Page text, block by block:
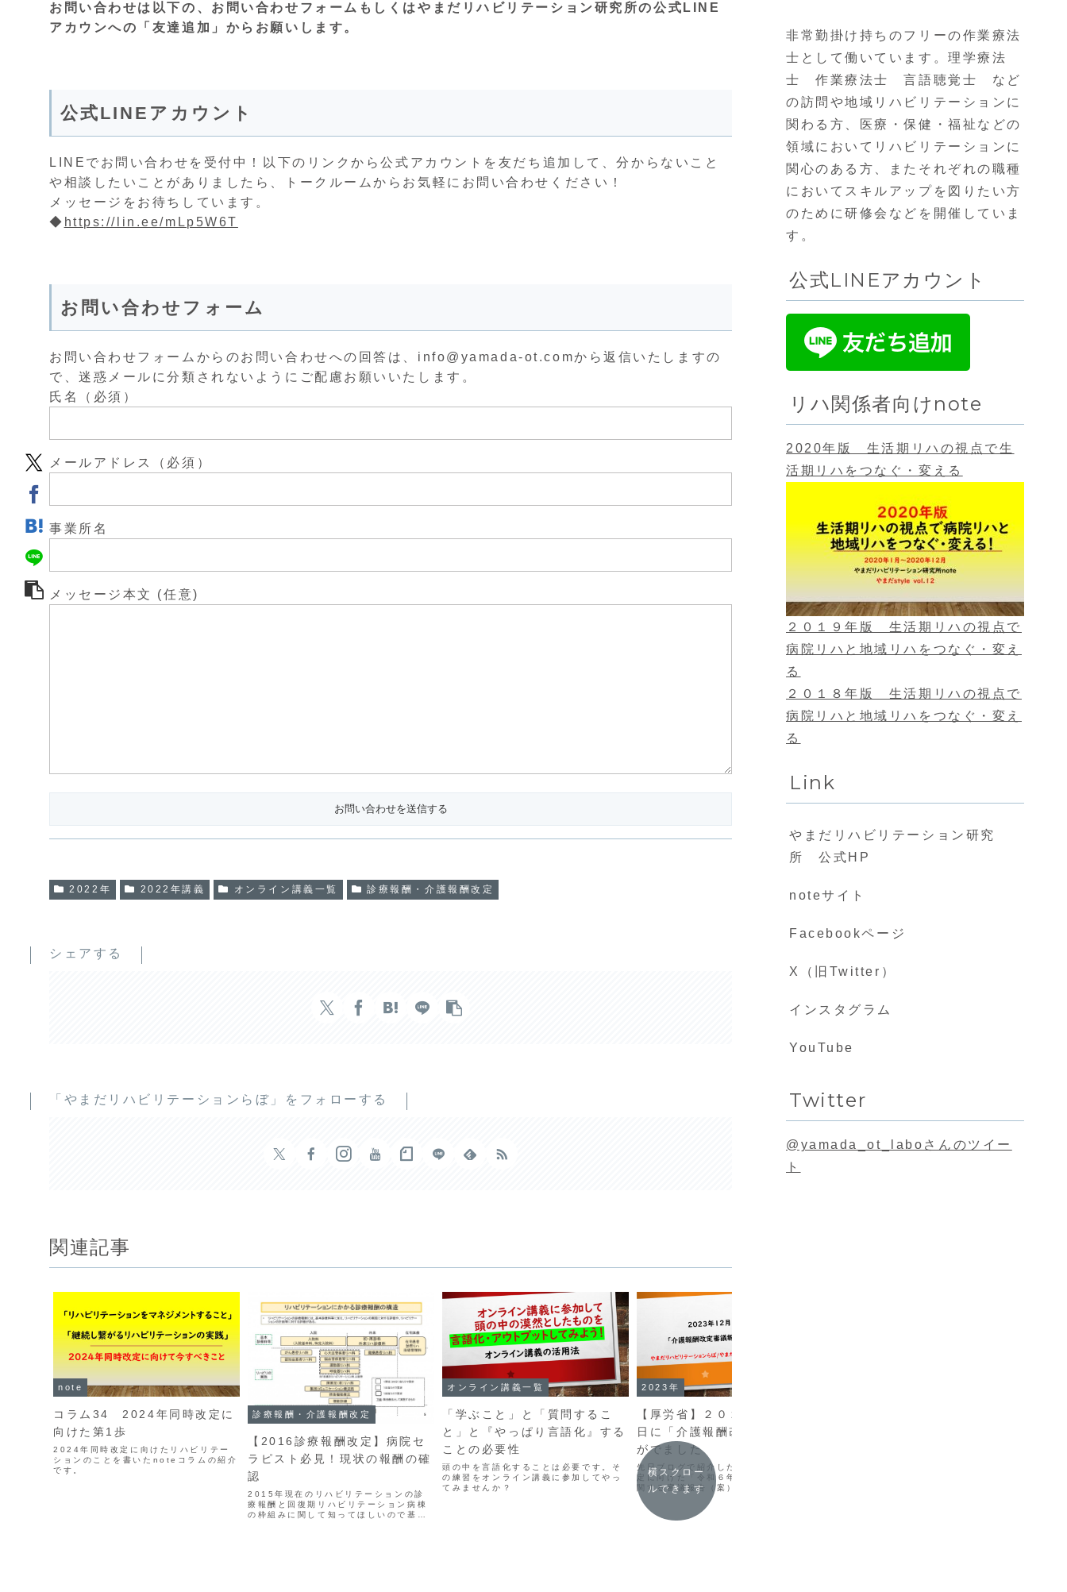
お問い合わせは以下の、お問い合わせフォームもしくはやまだリハビリテーション研究所の公式LINE
アカウンへの「友達追加」からお願いします。
公式LINEアカウント
LINEでお問い合わせを受付中！以下のリンクから公式アカウントを友だち追加して、分からないこと
や相談したいことがありましたら、トークルームからお気軽にお問い合わせください！
メッセージをお待ちしています。
◆ https://lin.ee/mLp5W6T
お問い合わせフォーム
お問い合わせフォームからのお問い合わせへの回答は、info@yamada-ot.comから返信いたしますの
で、迷惑メールに分類されないようにご配慮お願いいたします。
氏名（必須）
メールアドレス（必須）
事業所名
メッセージ本文 (任意)
2022年 2022年講義 オンライン講義一覧 診療報酬・介護報酬改定
シェアする
「やまだリハビリテーションらぼ」をフォローする
関連記事
note
コラム34 2024年同時改定に
向けた第1歩
2024年同時改定に向けたリハビリテー
ションのことを書いたnoteコラムの紹介
です。
診療報酬・介護報酬改定
【2016診療報酬改定】病院セ
ラピスト必見！現状の報酬の確
認
2015年現在のリハビリテーションの診
療報酬と回復期リハビリテーション病棟
の枠組みに関して知ってほしいので基本
オンライン講義一覧
「学ぶこと」と「質問するこ
と」と『やっぱり言語化』する
ことの必要性
頭の中を言語化することは必要です。そ
の練習をオンライン講義に参加してやっ
てみませんか？
2023年
【厚労省】２０２３年12月19
日に「介護報酬改定審議報告」
がでました
先日ブログで紹介した、2024年同時改
定に向けた「令和６年度介護報酬改定に
関する審議報告（案）」から（案）では
なく正式な審議報告がアップされまし
た。◆令和６年度介護報酬改定に関する
審議報告（厚労省のサイトに移動しま
横スクロー
ルできます
非常勤掛け持ちのフリーの作業療法
士として働いています。理学療法
士 作業療法士 言語聴覚士 など
の訪問や地域リハビリテーションに
関わる方、医療・保健・福祉などの
領域においてリハビリテーションに
関心のある方、またそれぞれの職種
においてスキルアップを図りたい方
のために研修会などを開催していま
す。
公式LINEアカウント
リハ関係者向けnote
2020年版 生活期リハの視点で生
活期リハをつなぐ・変える
２０１９年版 生活期リハの視点で
病院リハと地域リハをつなぐ・変え
る
２０１８年版 生活期リハの視点で
病院リハと地域リハをつなぐ・変え
る
Link
やまだリハビリテーション研究
所 公式HP
noteサイト
Facebookページ
X（旧Twitter）
インスタグラム
YouTube
Twitter
@yamada_ot_laboさんのツイー
ト